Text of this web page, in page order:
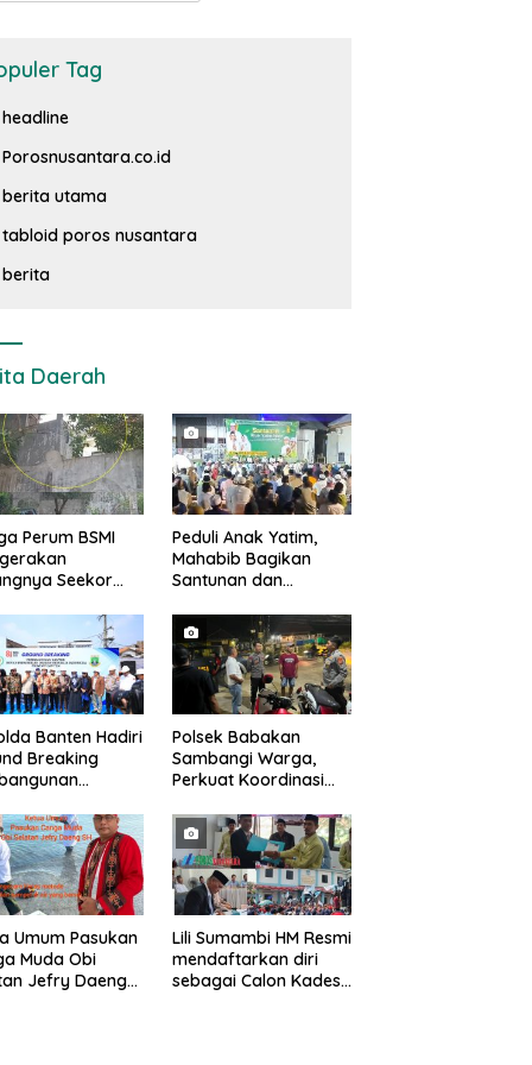
Tag
headline
Porosnusantara.co.id
berita utama
tabloid poros nusantara
berita
Daerah
Perum BSMI
Seekor
Peduli Anak Yatim,
Mahabib Bagikan
Santunan dan
Anak di Segarajaya
Banten Hadiri
Breaking
Kota Provinsi
Polsek Babakan
Sambangi Warga,
Perkuat Koordinasi
Gangguan Kamtibmas
Umum Pasukan
Muda Obi
Jefry Daeng
Lili Sumambi HM Resmi
mendaftarkan diri
sebagai Calon Kades